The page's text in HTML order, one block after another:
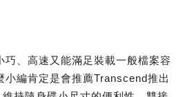
巧、高速又能滿足裝載一般檔案容
小編肯定是會推薦Transcend推出